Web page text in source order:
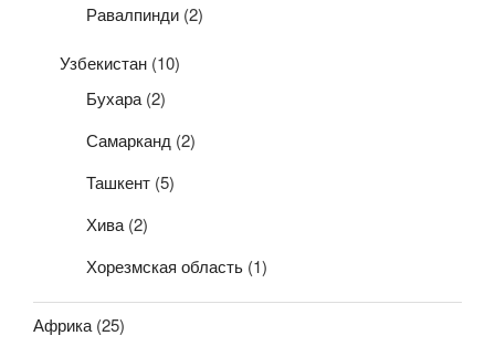
Равалпинди (2)
Узбекистан (10)
Бухара (2)
Самарканд (2)
Ташкент (5)
Хива (2)
Хорезмская область (1)
Африка (25)